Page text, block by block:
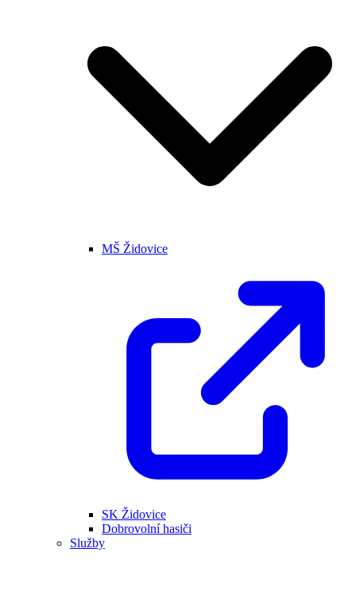
MŠ Židovice
SK Židovice
Dobrovolní hasiči
Služby